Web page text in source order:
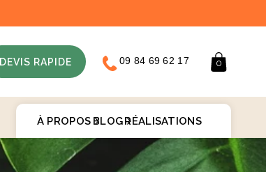
DEVIS RAPIDE 09 84 69 62 17 Panier
0
À PROPOS BLOGRÉALISATIONS